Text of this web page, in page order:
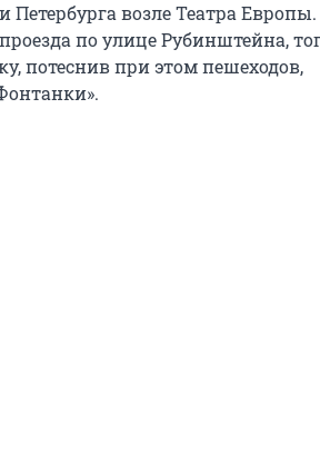
возле Театра Европы.
по улице Рубинштейна,
потеснив при этом пешеходов,